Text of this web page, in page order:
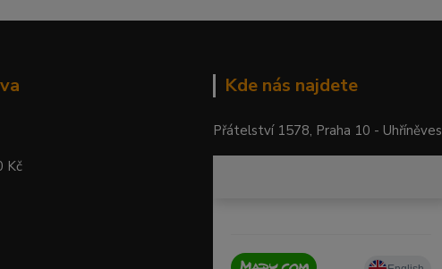
Kč
Kde nás najdete
Přátelství 1578, Praha 10 - Uhříněves